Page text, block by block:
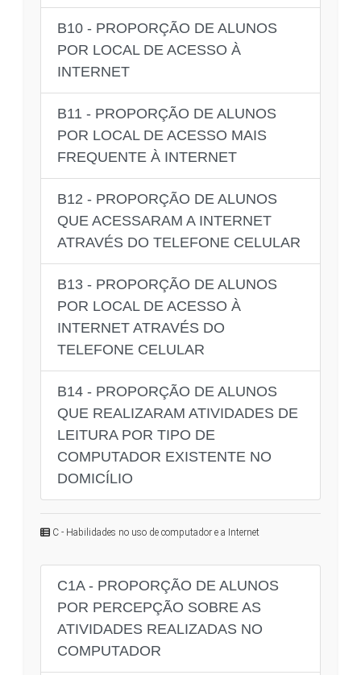
B10 - PROPORÇÃO DE ALUNOS
POR LOCAL DE ACESSO À
INTERNET
B11 - PROPORÇÃO DE ALUNOS
POR LOCAL DE ACESSO MAIS
FREQUENTE À INTERNET
B12 - PROPORÇÃO DE ALUNOS
QUE ACESSARAM A INTERNET
ATRAVÉS DO TELEFONE CELULAR
B13 - PROPORÇÃO DE ALUNOS
POR LOCAL DE ACESSO À
INTERNET ATRAVÉS DO
TELEFONE CELULAR
B14 - PROPORÇÃO DE ALUNOS
QUE REALIZARAM ATIVIDADES DE
LEITURA POR TIPO DE
COMPUTADOR EXISTENTE NO
DOMICÍLIO
C - Habilidades no uso de computador e a Internet
C1A - PROPORÇÃO DE ALUNOS
POR PERCEPÇÃO SOBRE AS
ATIVIDADES REALIZADAS NO
COMPUTADOR